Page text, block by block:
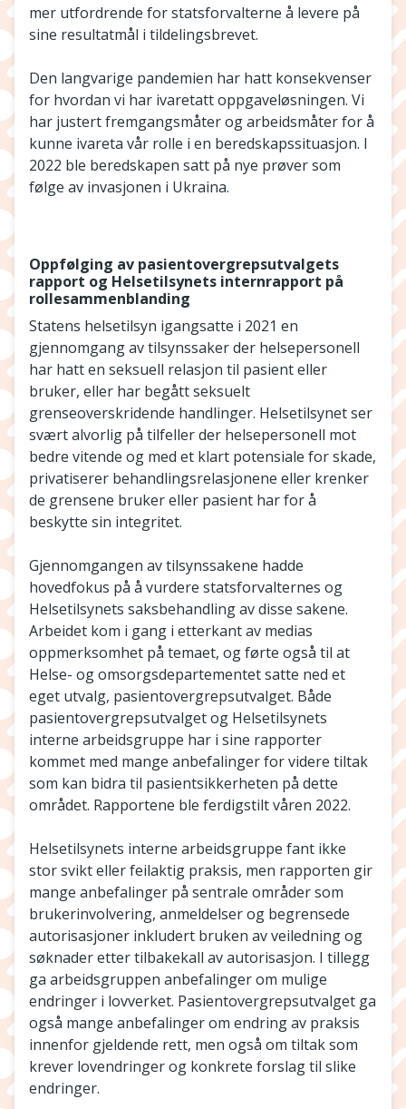
mer utfordrende for statsforvalterne å levere på
sine resultatmål i tildelingsbrevet.
Den langvarige pandemien har hatt konsekvenser
for hvordan vi har ivaretatt oppgaveløsningen. Vi
har justert fremgangsmåter og arbeidsmåter for å
kunne ivareta vår rolle i en beredskapssituasjon. I
2022 ble beredskapen satt på nye prøver som
følge av invasjonen i Ukraina.
Oppfølging av pasientovergrepsutvalgets
rapport og Helsetilsynets internrapport på
rollesammenblanding
Statens helsetilsyn igangsatte i 2021 en
gjennomgang av tilsynssaker der helsepersonell
har hatt en seksuell relasjon til pasient eller
bruker, eller har begått seksuelt
grenseoverskridende handlinger. Helsetilsynet ser
svært alvorlig på tilfeller der helsepersonell mot
bedre vitende og med et klart potensiale for skade,
privatiserer behandlingsrelasjonene eller krenker
de grensene bruker eller pasient har for å
beskytte sin integritet.
Gjennomgangen av tilsynssakene hadde
hovedfokus på å vurdere statsforvalternes og
Helsetilsynets saksbehandling av disse sakene.
Arbeidet kom i gang i etterkant av medias
oppmerksomhet på temaet, og førte også til at
Helse- og omsorgsdepartementet satte ned et
eget utvalg, pasientovergrepsutvalget. Både
pasientovergrepsutvalget og Helsetilsynets
interne arbeidsgruppe har i sine rapporter
kommet med mange anbefalinger for videre tiltak
som kan bidra til pasientsikkerheten på dette
området. Rapportene ble ferdigstilt våren 2022.
Helsetilsynets interne arbeidsgruppe fant ikke
stor svikt eller feilaktig praksis, men rapporten gir
mange anbefalinger på sentrale områder som
brukerinvolvering, anmeldelser og begrensede
autorisasjoner inkludert bruken av veiledning og
søknader etter tilbakekall av autorisasjon. I tillegg
ga arbeidsgruppen anbefalinger om mulige
endringer i lovverket. Pasientovergrepsutvalget ga
også mange anbefalinger om endring av praksis
innenfor gjeldende rett, men også om tiltak som
krever lovendringer og konkrete forslag til slike
endringer.